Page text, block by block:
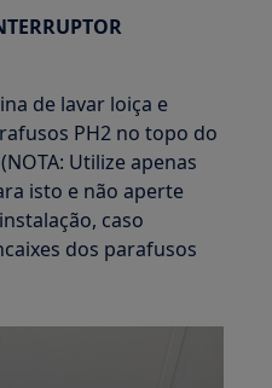
de lavar loiça e
PH2 no topo do
Utilize apenas
isto e não aperte
caso
dos parafusos